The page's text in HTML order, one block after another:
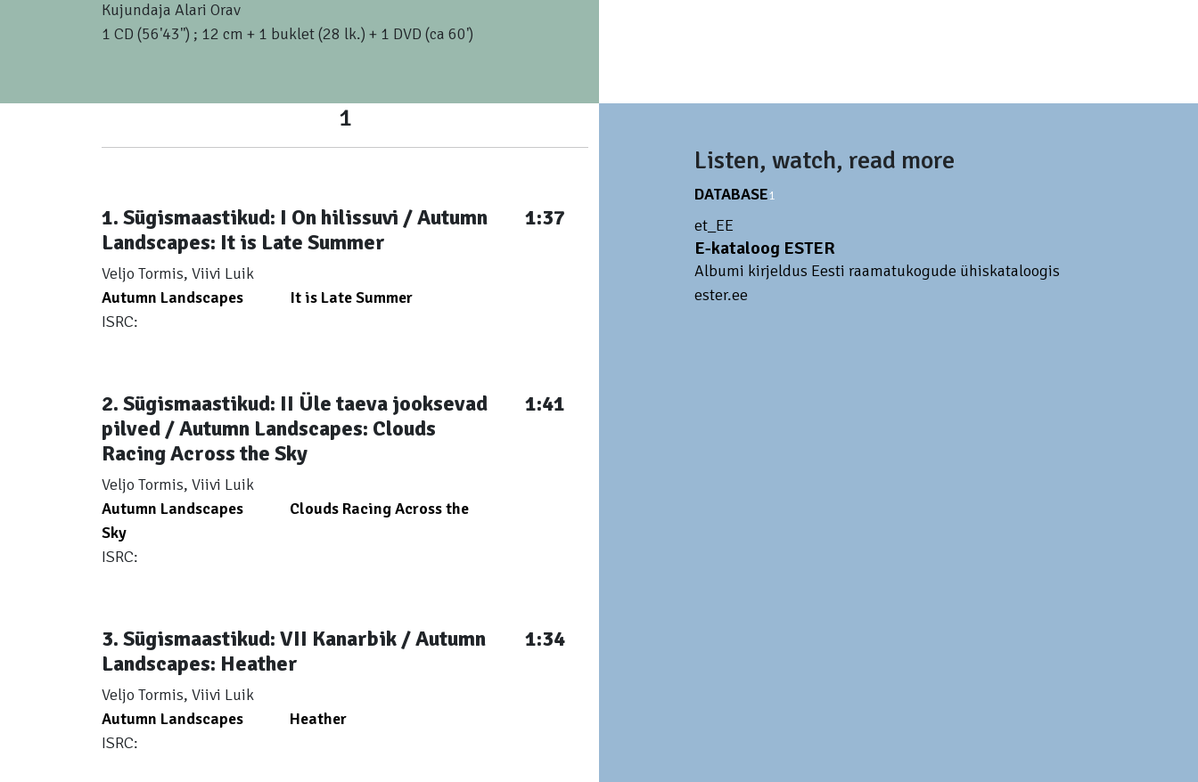
Kujundaja Alari Orav
1 CD (56'43'') ; 12 cm + 1 buklet (28 lk.) + 1 DVD (ca 60')
1
1. Sügismaastikud: I On hilissuvi / Autumn
Landscapes: It is Late Summer
Veljo Tormis, Viivi Luik
Autumn Landscapes
It is Late Summer
ISRC:
1:37
2. Sügismaastikud: II Üle taeva jooksevad
pilved / Autumn Landscapes: Clouds
Racing Across the Sky
Veljo Tormis, Viivi Luik
Autumn Landscapes
Clouds Racing Across the
Sky
ISRC:
1:41
3. Sügismaastikud: VII Kanarbik / Autumn
Landscapes: Heather
Veljo Tormis, Viivi Luik
Autumn Landscapes
Heather
ISRC:
1:34
Listen, watch, read more
DATABASE1
et_EE
E-kataloog ESTER
Albumi kirjeldus Eesti raamatukogude ühiskataloogis
ester.ee